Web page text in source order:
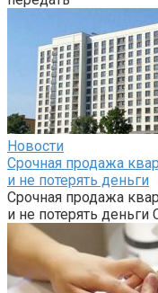
Новости
Срочная продажа
и не потерять деньги
Срочная продажа
и не потерять